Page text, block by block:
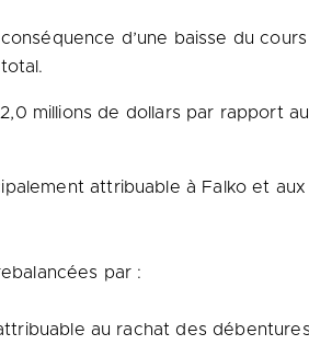
d’une baisse du
millions de dollars par rapport
attribuable à Falko et
par :
au rachat des